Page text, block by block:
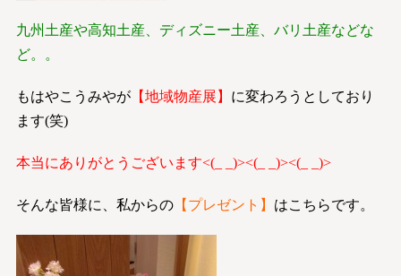
九州土産や高知土産、ディズニー土産、バリ土産などな
ど。。
もはやこうみやが【地域物産展】 に変わろうとしており
ます(笑)
本当にありがとうございます<(_ _)><(_ _)><(_ _)>
そんな皆様に、私からの【プレゼント】 はこちらです。